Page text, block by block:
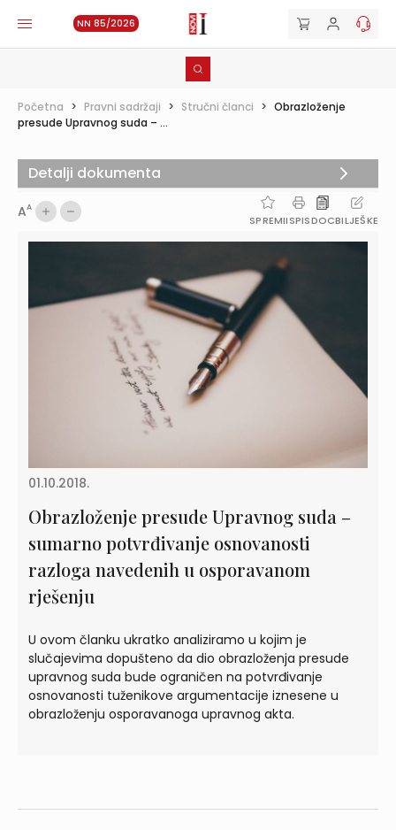
NN 85/2026
Početna > Pravni sadržaji > Stručni članci > Obrazloženje
presude Upravnog suda – ...
AA
SPREMIISPISDOCBILJEŠKE
01.10.2018.
Obrazloženje presude Upravnog suda –
sumarno potvrđivanje osnovanosti
razloga navedenih u osporavanom
rješenju
U ovom članku ukratko analiziramo u kojim je
slučajevima dopušteno da dio obrazloženja presude
upravnog suda bude ograničen na potvrđivanje
osnovanosti tuženikove argumentacije iznesene u
obrazloženju osporavanoga upravnog akta.
Detalji dokumenta